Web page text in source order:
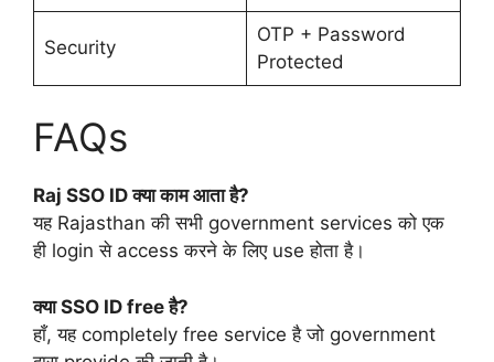
Security
OTP + Password
Protected
FAQs
Raj SSO ID क्या काम आता है?
यह Rajasthan की सभी government services को एक
ही login से access करने के लिए use होता है।
क्या SSO ID free है?
हाँ, यह completely free service है जो government